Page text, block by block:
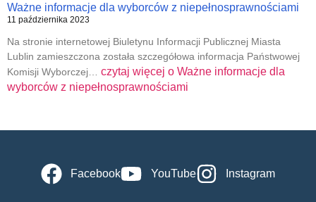
Ważne informacje dla wyborców z niepełnosprawnościami
11 października 2023
Na stronie internetowej Biuletynu Informacji Publicznej Miasta
Lublin zamieszczona została szczegółowa informacja Państwowej
Komisji Wyborczej… czytaj więcej o Ważne informacje dla
wyborców z niepełnosprawnościami
Facebook YouTube Instagram